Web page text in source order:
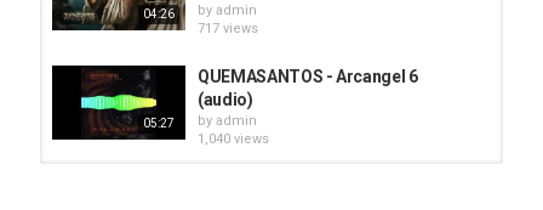
04:26 by admin
717 views
05:27
QUEMASANTOS - Arcangel 6
(audio)
by admin
1,040 views